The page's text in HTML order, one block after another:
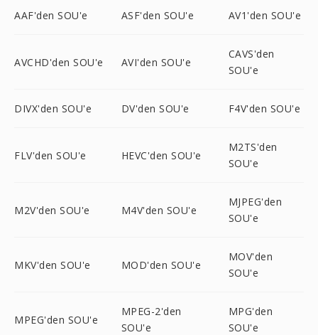
AAF'den SOU'e ASF'den SOU'e AV1'den SOU'e
AVCHD'den SOU'e AVI'den SOU'e
CAVS'den
SOU'e
DIVX'den SOU'e DV'den SOU'e F4V'den SOU'e
FLV'den SOU'e HEVC'den SOU'e
M2TS'den
SOU'e
M2V'den SOU'e M4V'den SOU'e
MJPEG'den
SOU'e
MKV'den SOU'e MOD'den SOU'e
MOV'den
SOU'e
MPEG'den SOU'e
MPEG-2'den
SOU'e
MPG'den
SOU'e